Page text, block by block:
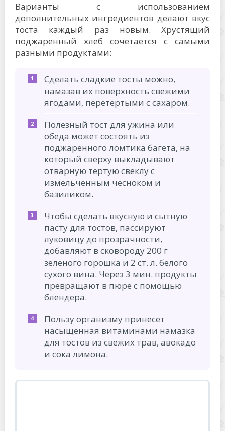
Варианты с использованием
дополнительных ингредиентов делают вкус
тоста каждый раз новым. Хрустящий
поджаренный хлеб сочетается с самыми
разными продуктами:
Сделать сладкие тосты можно,
намазав их поверхность свежими
ягодами, перетертыми с сахаром.
Полезный тост для ужина или
обеда может состоять из
поджаренного ломтика багета, на
который сверху выкладывают
отварную тертую свеклу с
измельченным чесноком и
базиликом.
Чтобы сделать вкусную и сытную
пасту для тостов, пассируют
луковицу до прозрачности,
добавляют в сковороду 200 г
зеленого горошка и 2 ст. л. белого
сухого вина. Через 3 мин. продукты
превращают в пюре с помощью
блендера.
Пользу организму принесет
насыщенная витаминами намазка
для тостов из свежих трав, авокадо
и сока лимона.